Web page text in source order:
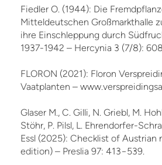
Fiedler O. (1944): Die
Mitteldeutschen Großmarkthalle
ihre Einschleppung durch
1937-1942 – Hercynia 3 (7/8):
FLORON (2021): Floron
Vaatplanten –
Glaser M., C. Gilli, N. Griebl, M.
Stöhr, P. Pilsl, L. Ehrendorfer-
Essl (2025): Checklist of Austrian
edition) – Preslia 97: 413−539.